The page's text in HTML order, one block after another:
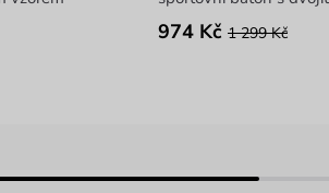
974 Kč 1 299 Kč